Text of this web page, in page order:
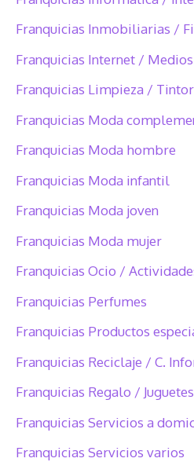
Franquicias Inmobiliarias /
Franquicias Internet /
Franquicias Limpieza /
Franquicias Moda
Franquicias Moda hombre
Franquicias Moda infantil
Franquicias Moda joven
Franquicias Moda mujer
Franquicias Ocio /
Franquicias Perfumes
Franquicias Productos
Franquicias Reciclaje / C.
Franquicias Regalo / Juguetes
Franquicias Servicios a
Franquicias Servicios varios